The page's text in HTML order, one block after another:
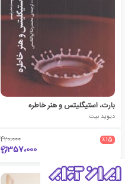
بارت، استیگلیتس و هنر خاطره
دیوید بیت
٪15 420،000
357،000